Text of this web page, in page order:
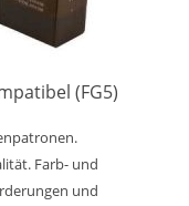
(FG5)
Farb- und
und